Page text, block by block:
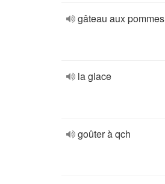
gâteau aux pommes
la glace
goûter à qch